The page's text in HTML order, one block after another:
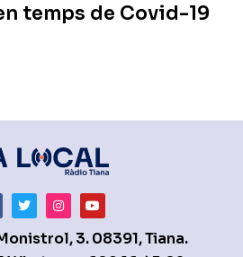
temps de Covid-19
3. 08391, Tiana.